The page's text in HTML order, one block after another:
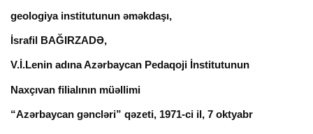
geologiya institutunun əməkdaşı,
İsrafil BAĞIRZADƏ,
V.İ.Lenin adına Azərbaycan Pedaqoji İnstitutunun
Naxçıvan filialının müəllimi
“Azərbaycan gəncləri” qəzeti, 1971-ci il, 7 oktyabr